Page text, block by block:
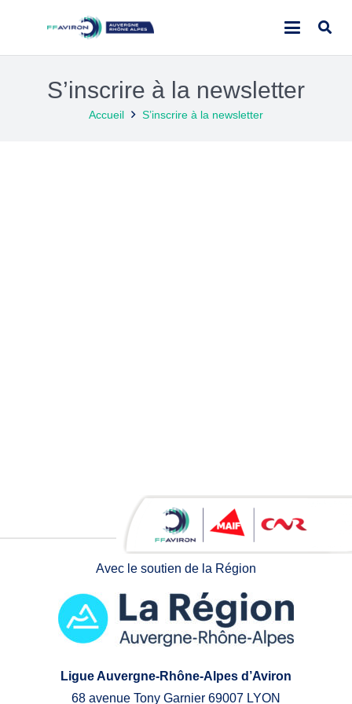
S’inscrire à la newsletter
Accueil S’inscrire à la newsletter
Avec le soutien de la Région
Ligue Auvergne-Rhône-Alpes d’Aviron
68 avenue Tony Garnier 69007 LYON